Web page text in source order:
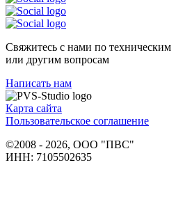
Свяжитесь с нами по техническим
или другим вопросам
Написать нам
Карта сайта
Пользовательское соглашение
©2008 - 2026, ООО "ПВС"
ИНН: 7105502635